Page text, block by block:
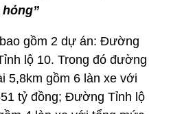
gồm 2 dự án: Đường
lộ 10. Trong đó đường
5,8km gồm 6 làn xe với
tỷ đồng; Đường Tỉnh lộ